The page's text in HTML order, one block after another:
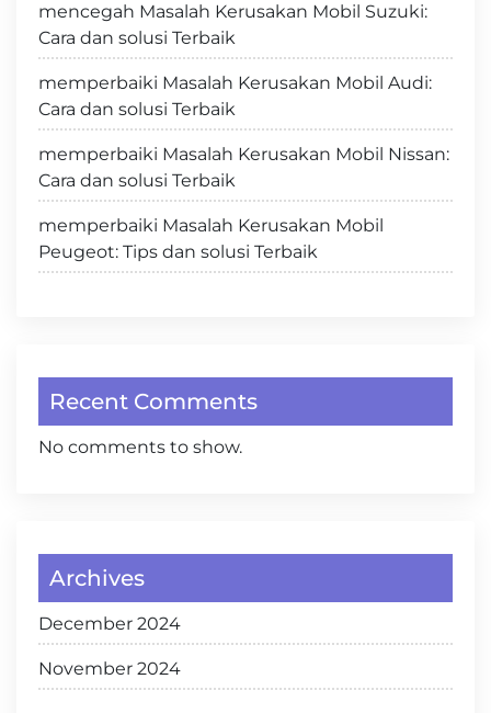
mencegah Masalah Kerusakan Mobil Suzuki:
Cara dan solusi Terbaik
memperbaiki Masalah Kerusakan Mobil Audi:
Cara dan solusi Terbaik
memperbaiki Masalah Kerusakan Mobil Nissan:
Cara dan solusi Terbaik
memperbaiki Masalah Kerusakan Mobil
Peugeot: Tips dan solusi Terbaik
Recent Comments
No comments to show.
Archives
December 2024
November 2024